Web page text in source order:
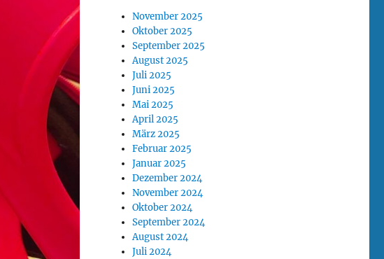
November 2025
Oktober 2025
September 2025
August 2025
Juli 2025
Juni 2025
Mai 2025
April 2025
März 2025
Februar 2025
Januar 2025
Dezember 2024
November 2024
Oktober 2024
September 2024
August 2024
Juli 2024